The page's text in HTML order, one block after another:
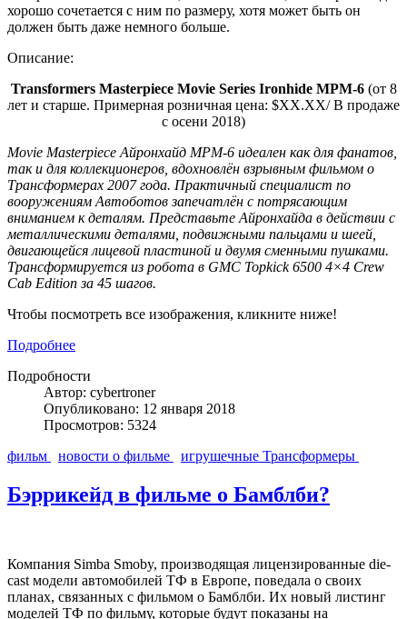
хорошо сочетается с ним по размеру, хотя может быть он
должен быть даже немного больше.
Описание:
Transformers Masterpiece Movie Series Ironhide MPM-6(от 8
лет и старше. Примерная розничная цена: $XX.XX/ В продаже
с осени 2018)
Movie Masterpiece Айронхайд MPM-6 идеален как для фанатов,
так и для коллекционеров, вдохновлён взрывным фильмом о
Трансформерах 2007 года. Практичный специалист по
вооружениям Автоботов запечатлён с потрясающим
вниманием к деталям. Представьте Айронхайда в действии с
металлическими деталями, подвижными пальцами и шеей,
двигающейся лицевой пластиной и двумя сменными пушками.
Трансформируется из робота в GMC Topkick 6500 4×4 Crew
Cab Edition за 45 шагов.
Чтобы посмотреть все изображения, кликните ниже!
Подробнее
Подробности
Автор: cybertroner
Опубликовано: 12 января 2018
Просмотров: 5324
фильм
новости о фильме игрушечные Трансформеры
Бэррикейд в фильме о Бамблби?
Компания Simba Smoby, производящая лицензированные die-
cast модели автомобилей ТФ в Европе, поведала о своих
планах, связанных с фильмом о Бамблби. Их новый листинг
моделей ТФ по фильму, которые будут показаны на